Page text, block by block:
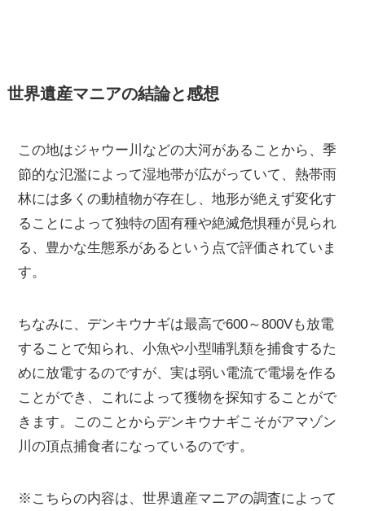
世界遺産マニアの結論と感想
この地はジャウー川などの大河があることから、季
節的な氾濫によって湿地帯が広がっていて、熱帯雨
林には多くの動植物が存在し、地形が絶えず変化す
ることによって独特の固有種や絶滅危惧種が見られ
る、豊かな生態系があるという点で評価されていま
す。
ちなみに、デンキウナギは最高で600～800Vも放電
することで知られ、小魚や小型哺乳類を捕食するた
めに放電するのですが、実は弱い電流で電場を作る
ことができ、これによって獲物を探知することがで
きます。このことからデンキウナギこそがアマゾン
川の頂点捕食者になっているのです。
※こちらの内容は、世界遺産マニアの調査によって